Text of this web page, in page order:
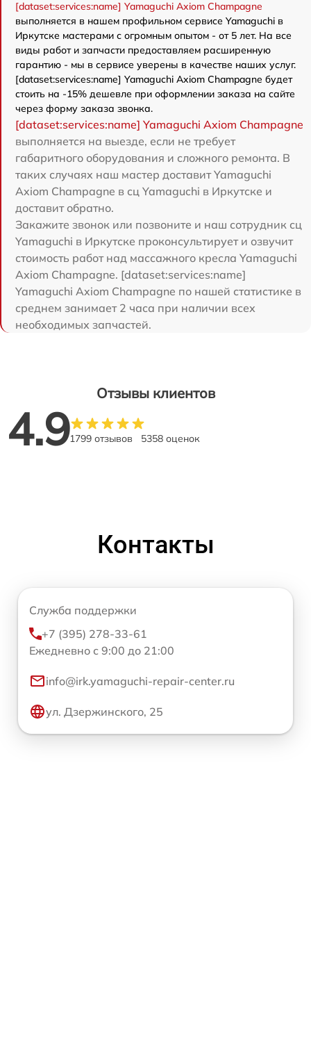
[dataset:services:name] Yamaguchi Axiom Champagne
выполняется в нашем профильном сервисе Yamaguchi в
Иркутске мастерами с огромным опытом - от 5 лет. На все
виды работ и запчасти предоставляем расширенную
гарантию - мы в сервисе уверены в качестве наших услуг.
[dataset:services:name] Yamaguchi Axiom Champagne будет
стоить на -15% дешевле при оформлении заказа на сайте
через форму заказа звонка.
[dataset:services:name] Yamaguchi Axiom Champagne
выполняется на выезде, если не требует
габаритного оборудования и сложного ремонта. В
таких случаях наш мастер доставит Yamaguchi
Axiom Champagne в сц Yamaguchi в Иркутске и
доставит обратно.
Закажите звонок или позвоните и наш сотрудник сц
Yamaguchi в Иркутске проконсультирует и озвучит
стоимость работ над массажного кресла Yamaguchi
Axiom Champagne. [dataset:services:name]
Yamaguchi Axiom Champagne по нашей статистике в
среднем занимает 2 часа при наличии всех
необходимых запчастей.
Отзывы клиентов
4.91799 отзывов 5358 оценок
Контакты
Служба поддержки
+7 (395) 278-33-61
Ежедневно с 9:00 до 21:00
info@irk.yamaguchi-repair-center.ru
ул. Дзержинского, 25